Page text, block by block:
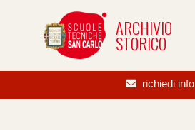
ARCHIVIO
STORICO
richiedi info